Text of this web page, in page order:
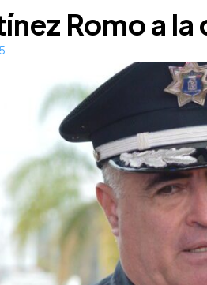
Romo a la